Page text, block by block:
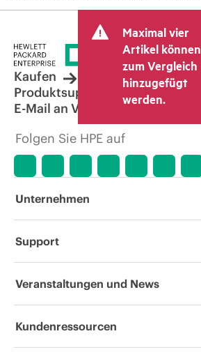
Maximal vier
Artikel können
zum Vergleich
hinzugefügt
werden.
Kaufen
Produktsupport
E-Mail an Vertrieb
Folgen Sie HPE auf
Unternehmen
Über HPE
Unternehmensverantwortung
Support
Operational Support Services
Veranstaltungen und News
Veranstaltungen
Kundenressourcen